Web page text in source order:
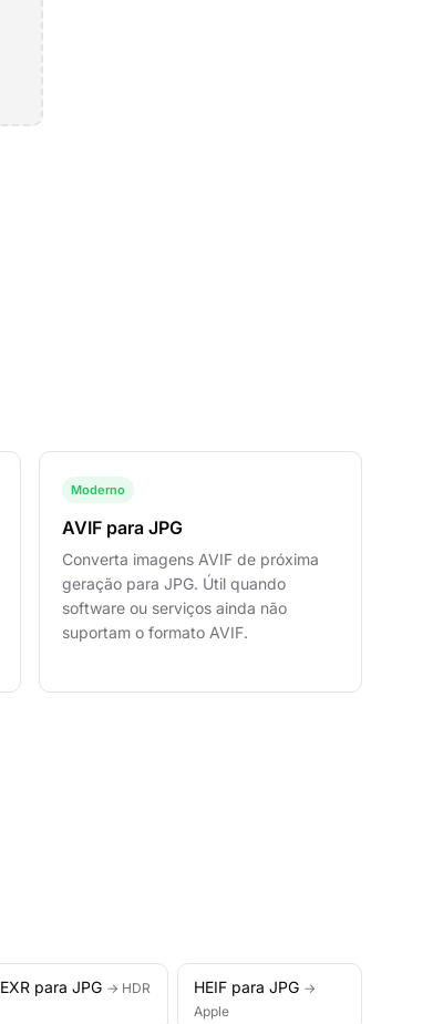
Moderno
AVIF para JPG
Converta imagens AVIF de próxima
geração para JPG. Útil quando
software ou serviços ainda não
suportam o formato AVIF.
EXR para JPG → HDR HEIF para JPG →
Apple